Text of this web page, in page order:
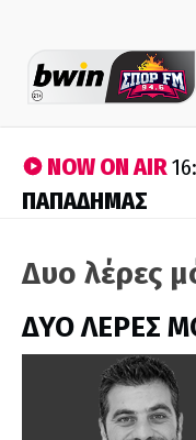
NOW ON AIR
ΠΑΠΑΔΗΜΑΣ
Δυο λέρες
ΔΥΟ ΛΕΡΕΣ